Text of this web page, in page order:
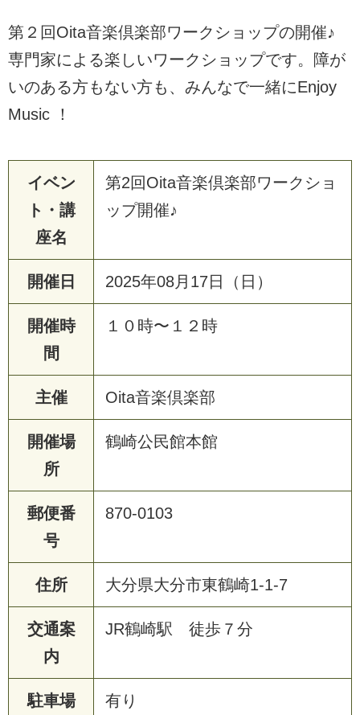
第２回Oita音楽倶楽部ワークショップの開催♪
専門家による楽しいワークショップです。障が
いのある方もない方も、みんなで一緒にEnjoy
Music ！
イベン
ト・講
座名
第2回Oita音楽倶楽部ワークショ
ップ開催♪
開催日 2025年08月17日（日）
開催時
間
１０時〜１２時
主催 Oita音楽倶楽部
開催場
所
鶴崎公民館本館
郵便番
号
870-0103
住所 大分県大分市東鶴崎1-1-7
交通案
内
JR鶴崎駅 徒歩７分
駐車場
有り